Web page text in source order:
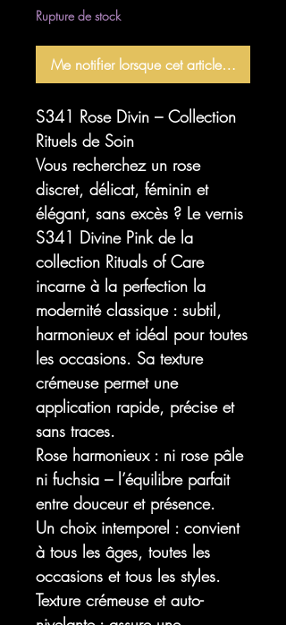
Rupture de stock
Me notifier lorsque cet article est
S341 Rose Divin – Collection
Rituels de Soin
Vous recherchez un rose
discret, délicat, féminin et
élégant, sans excès ? Le vernis
S341 Divine Pink de la
collection Rituals of Care
incarne à la perfection la
modernité classique : subtil,
harmonieux et idéal pour toutes
les occasions. Sa texture
crémeuse permet une
application rapide, précise et
sans traces.
Rose harmonieux : ni rose pâle
ni fuchsia – l’équilibre parfait
entre douceur et présence.
Un choix intemporel : convient
à tous les âges, toutes les
occasions et tous les styles.
Texture crémeuse et auto-